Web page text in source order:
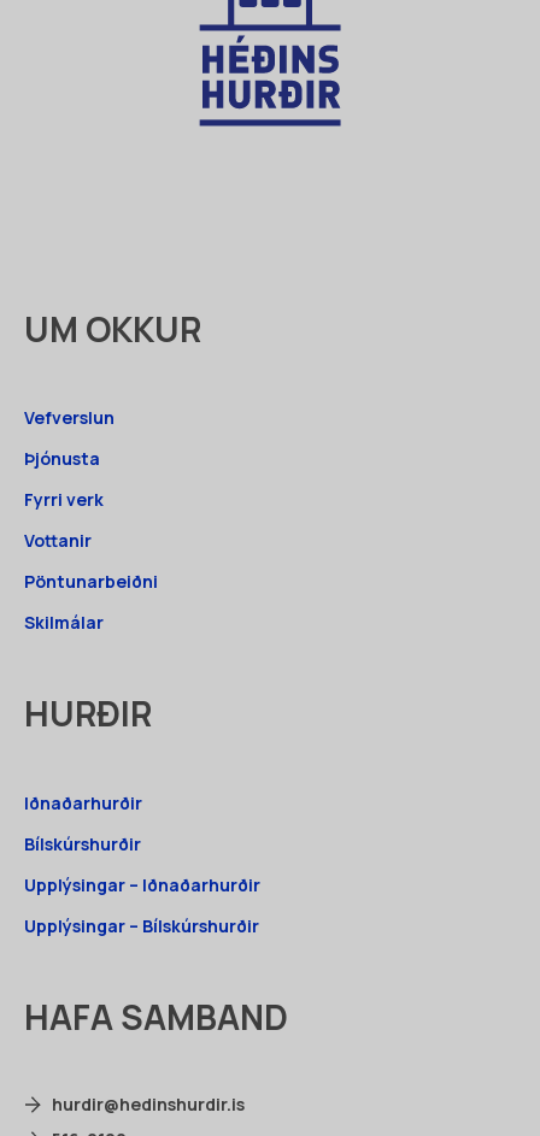
UM OKKUR
Vefverslun
Þjónusta
Fyrri verk
Vottanir
Pöntunarbeiðni
Skilmálar
HURÐIR
Iðnaðarhurðir
Bílskúrshurðir
Upplýsingar – Iðnaðarhurðir
Upplýsingar – Bílskúrshurðir
HAFA SAMBAND
hurdir@hedinshurdir.is